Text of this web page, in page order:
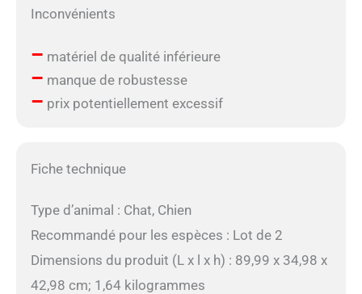
Inconvénients
– matériel de qualité inférieure
– manque de robustesse
– prix potentiellement excessif
Fiche technique
Type d’animal : Chat, Chien
Recommandé pour les espèces : Lot de 2
Dimensions du produit (L x l x h) : 89,99 x 34,98 x
42,98 cm; 1,64 kilogrammes